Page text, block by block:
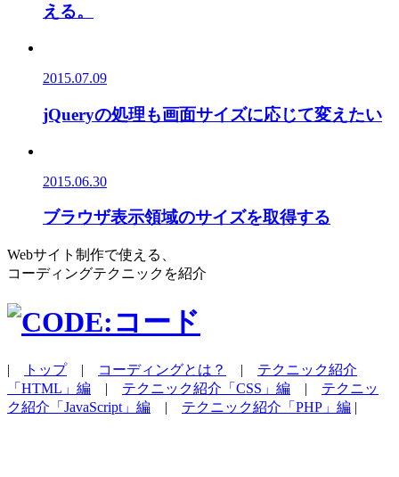
える。
2015.07.09
jQueryの処理も画面サイズに応じて変えたい
2015.06.30
ブラウザ表示領域のサイズを取得する
Webサイト制作で使える、
コーディングテクニックを紹介
| トップ| コーディングとは？ | テクニック紹介
「HTML」編 | テクニック紹介「CSS」編 | テクニッ
ク紹介「JavaScript」編 | テクニック紹介「PHP」編 |